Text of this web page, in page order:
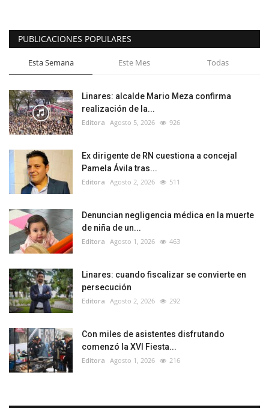
PUBLICACIONES POPULARES
Esta Semana Este Mes Todas
Linares: alcalde Mario Meza confirma
realización de la...
Editora Agosto 5, 2026 926
Ex dirigente de RN cuestiona a concejal
Pamela Ávila tras...
Editora Agosto 2, 2026 511
Denuncian negligencia médica en la muerte
de niña de un...
Editora Agosto 1, 2026 463
Linares: cuando fiscalizar se convierte en
persecución
Editora Agosto 2, 2026 292
Con miles de asistentes disfrutando
comenzó la XVI Fiesta...
Editora Agosto 1, 2026 216